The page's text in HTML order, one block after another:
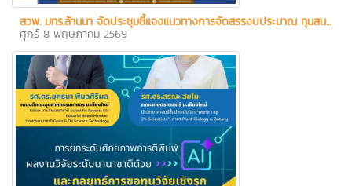
สวพ. มทร.ล้านนา จัดประชุมชี้แจงแนวทางการจัดสรรงบประมาณ ทุนสน...
ศุกร์ 8 พฤษภาคม 2569